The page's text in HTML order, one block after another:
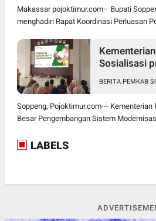
Makassar pojoktimur.com– Bupati
menghadiri Rapat Koordinasi Perluasan
Sosialisasi
BERITA PEMKAB
Soppeng, Pojoktimur.com--- Kementerian
Besar Pengembangan Sistem
LABELS